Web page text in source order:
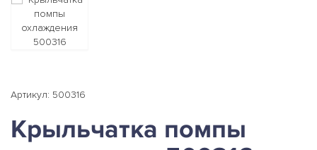
Артикул: 500316
Крыльчатка помпы